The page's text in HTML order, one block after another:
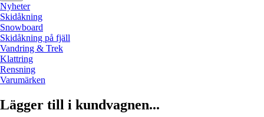
Nyheter
Skidåkning
Snowboard
Skidåkning på fjäll
Vandring & Trek
Klattring
Rensning
Varumärken
Lägger till i kundvagnen...